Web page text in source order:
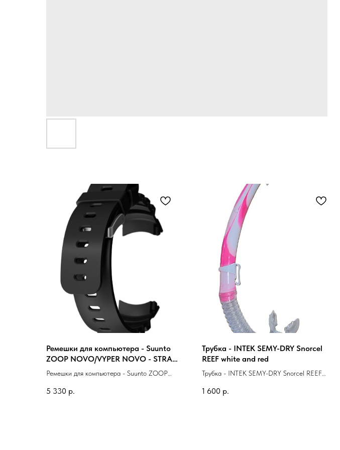
Ремешки для компьютера - Suunto
ZOOP NOVO/VYPER NOVO - STRAP
KIT
Ремешки для компьютера - Suunto ZOOP
5 330 р.
Трубка - INTEK SEMY-DRY Snorcel
REEF white and red
Трубка - INTEK SEMY-DRY Snorcel REEF
1 600 р.